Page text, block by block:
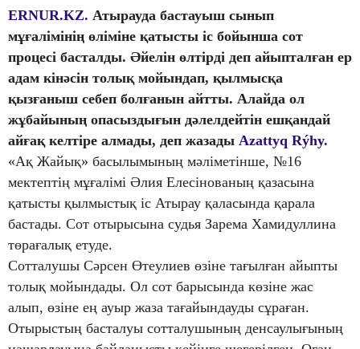
ERNUR.KZ. Атырауда бастауыш сынып
мұғалімінің өліміне қатысты іс бойынша сот
процесі басталды. Әйелін өлтірді деп айыпталған ер
адам кінәсін толық мойындап, қылмысқа
қызғаныш себеп болғанын айтты. Алайда ол
жұбайының опасыздығын дәлелдейтін ешқандай
айғақ келтіре алмады, деп жазады Azattyq Rýhy.
«Ақ Жайық» басылымының мәліметінше, №16
мектептің мұғалімі Әлия Елесінованың қазасына
қатысты қылмыстық іс Атырау қаласында қарала
бастады. Сот отырысына судья Зарема Хамидуллина
төрағалық етуде.
Сотталушы Сәрсен Өтеулиев өзіне тағылған айыпты
толық мойындады. Ол сот барысында көзіне жас
алып, өзіне ең ауыр жаза тағайындауды сұраған.
Отырыстың басталуы сотталушының денсаулығының